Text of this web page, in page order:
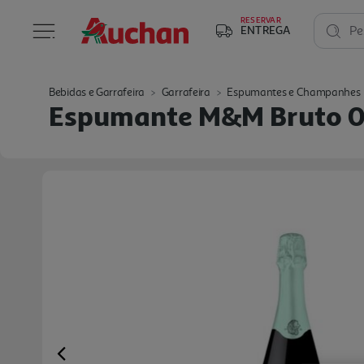
RESERVAR
ENTREGA
Bebidas e Garrafeira Garrafeira Espumantes e Champanhes
Espumante M&m Bruto